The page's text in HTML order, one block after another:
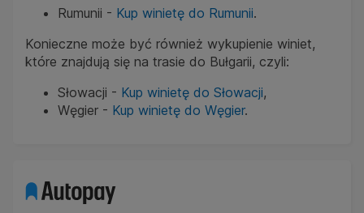
Rumunii - Kup winietę do Rumunii.
Konieczne może być również wykupienie winiet,
które znajdują się na trasie do Bułgarii, czyli:
Słowacji - Kup winietę do Słowacji,
Węgier - Kup winietę do Węgier.